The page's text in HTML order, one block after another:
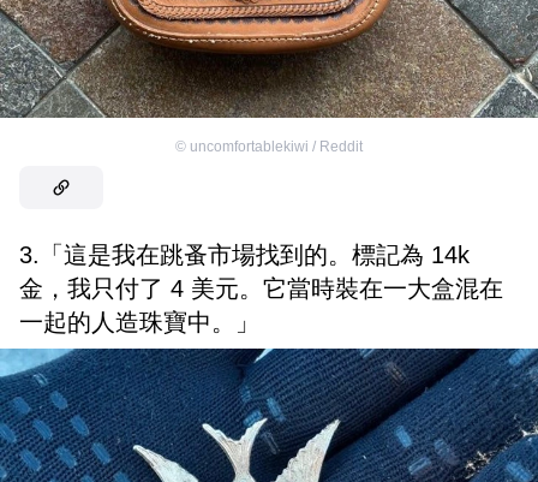
© uncomfortablekiwi / Reddit
3.「這是我在跳蚤市場找到的。標記為 14k
金，我只付了 4 美元。它當時裝在一大盒混在
一起的人造珠寶中。」